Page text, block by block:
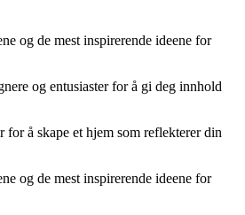
og de mest inspirerende ideene for
og entusiaster for å gi deg innhold
å skape et hjem som reflekterer din
og de mest inspirerende ideene for